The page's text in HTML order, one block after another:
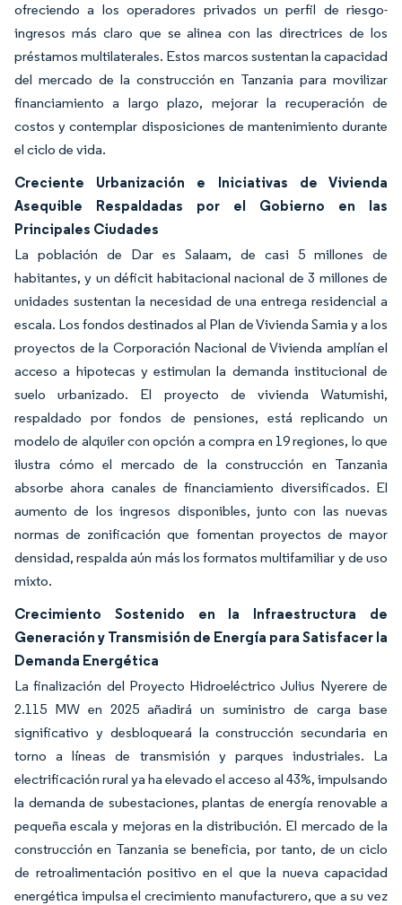
ofreciendo a los operadores privados un perfil de riesgo-
ingresos más claro que se alinea con las directrices de los
préstamos multilaterales. Estos marcos sustentan la capacidad
del mercado de la construcción en Tanzania para movilizar
financiamiento a largo plazo, mejorar la recuperación de
costos y contemplar disposiciones de mantenimiento durante
el ciclo de vida.
Creciente Urbanización e Iniciativas de Vivienda
Asequible Respaldadas por el Gobierno en las
Principales Ciudades
La población de Dar es Salaam, de casi 5 millones de
habitantes, y un déficit habitacional nacional de 3 millones de
unidades sustentan la necesidad de una entrega residencial a
escala. Los fondos destinados al Plan de Vivienda Samia y a los
proyectos de la Corporación Nacional de Vivienda amplían el
acceso a hipotecas y estimulan la demanda institucional de
suelo urbanizado. El proyecto de vivienda Watumishi,
respaldado por fondos de pensiones, está replicando un
modelo de alquiler con opción a compra en 19 regiones, lo que
ilustra cómo el mercado de la construcción en Tanzania
absorbe ahora canales de financiamiento diversificados. El
aumento de los ingresos disponibles, junto con las nuevas
normas de zonificación que fomentan proyectos de mayor
densidad, respalda aún más los formatos multifamiliar y de uso
mixto.
Crecimiento Sostenido en la Infraestructura de
Generación y Transmisión de Energía para Satisfacer la
Demanda Energética
La finalización del Proyecto Hidroeléctrico Julius Nyerere de
2.115 MW en 2025 añadirá un suministro de carga base
significativo y desbloqueará la construcción secundaria en
torno a líneas de transmisión y parques industriales. La
electrificación rural ya ha elevado el acceso al 43%, impulsando
la demanda de subestaciones, plantas de energía renovable a
pequeña escala y mejoras en la distribución. El mercado de la
construcción en Tanzania se beneficia, por tanto, de un ciclo
de retroalimentación positivo en el que la nueva capacidad
energética impulsa el crecimiento manufacturero, que a su vez